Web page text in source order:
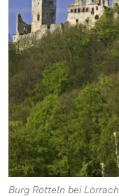
Burg Rötteln bei